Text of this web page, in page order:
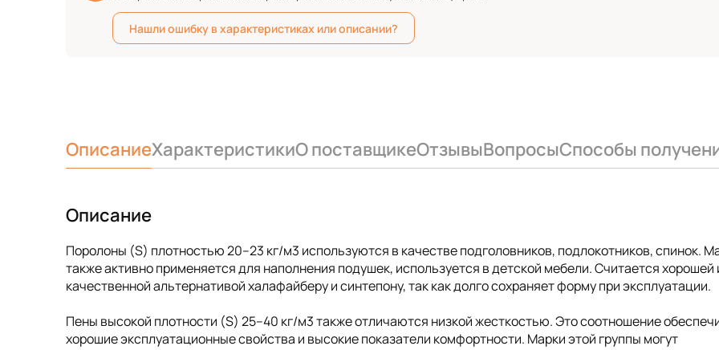
Нашли ошибку в характеристиках или описании?
ОписаниеХарактеристикиО поставщикеОтзывыВопросыСпособы
Описание
Поролоны (S) плотностью 20–23 кг/м3 используются в качестве подголовников, подлокотников, спинок.
также активно применяется для наполнения подушек, используется в детской мебели. Считается хорошей
качественной альтернативой халафайберу и синтепону, так как долго сохраняет форму при эксплуатации.
Пены высокой плотности (S) 25–40 кг/м3 также отличаются низкой жесткостью. Это соотношение
хорошие эксплуатационные свойства и высокие показатели комфортности. Марки этой группы могут